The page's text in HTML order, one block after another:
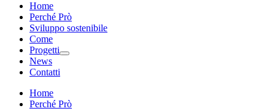
Home
Perché Prò
Sviluppo sostenibile
Come
Progetti
News
Contatti
Home
Perché Prò